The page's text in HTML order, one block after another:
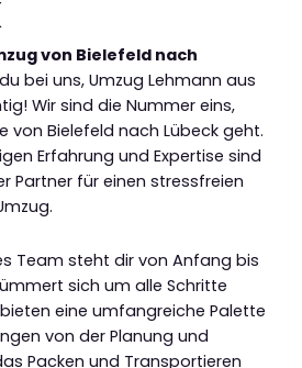
von Bielefeld nach
bei uns, Umzug Lehmann aus
Wir sind die Nummer eins,
von Bielefeld nach Lübeck geht.
Erfahrung und Expertise sind
Partner für einen stressfreien
Team steht dir von Anfang bis
sich um alle Schritte
eine umfangreiche Palette
von der Planung und
Packen und Transportieren